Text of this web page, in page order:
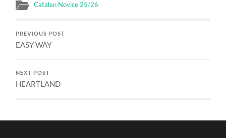
Catalan Novice 25/26
PREVIOUS POST
EASY WAY
NEXT POST
HEARTLAND